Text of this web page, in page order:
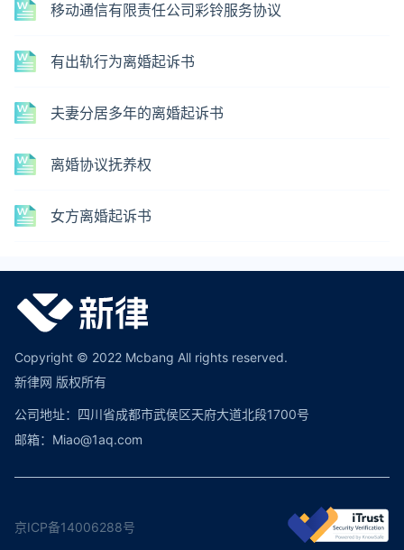
移动通信有限责任公司彩铃服务协议
有出轨行为离婚起诉书
夫妻分居多年的离婚起诉书
离婚协议抚养权
女方离婚起诉书
Copyright © 2022 Mcbang All rights reserved.
新律网 版权所有
公司地址：四川省成都市武侯区天府大道北段1700号
邮箱：Miao@1aq.com
京ICP备14006288号